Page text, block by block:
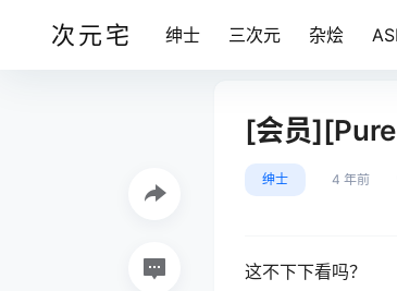
次元宅 绅士 三次元 杂烩
[会员
绅士 4 年前
这不下下看吗？